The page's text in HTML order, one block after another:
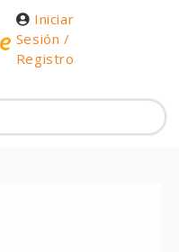
Iniciar
Sesión /
Registro